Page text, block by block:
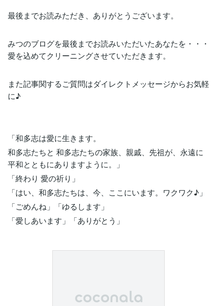
最後までお読みただき、ありがとうございます。
みつのブログを最後までお読みいただいたあなたを・・・
愛を込めてクリーニングさせていただきます。
また記事関するご質問はダイレクトメッセージからお気軽
に♪
「和多志は愛に生きます。
和多志たちと 和多志たちの家族、親戚、先祖が、永遠に
平和とともにありますように。」
「終わり 愛の祈り」
「はい、和多志たちは、今、ここにいます。ワクワク♪」
「ごめんね」「ゆるします」
「愛しあいます」「ありがとう」